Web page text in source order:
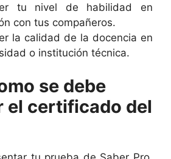
tu nivel de habilidad en
con tus compañeros.
la calidad de la docencia en
o institución técnica.
se debe
el certificado del